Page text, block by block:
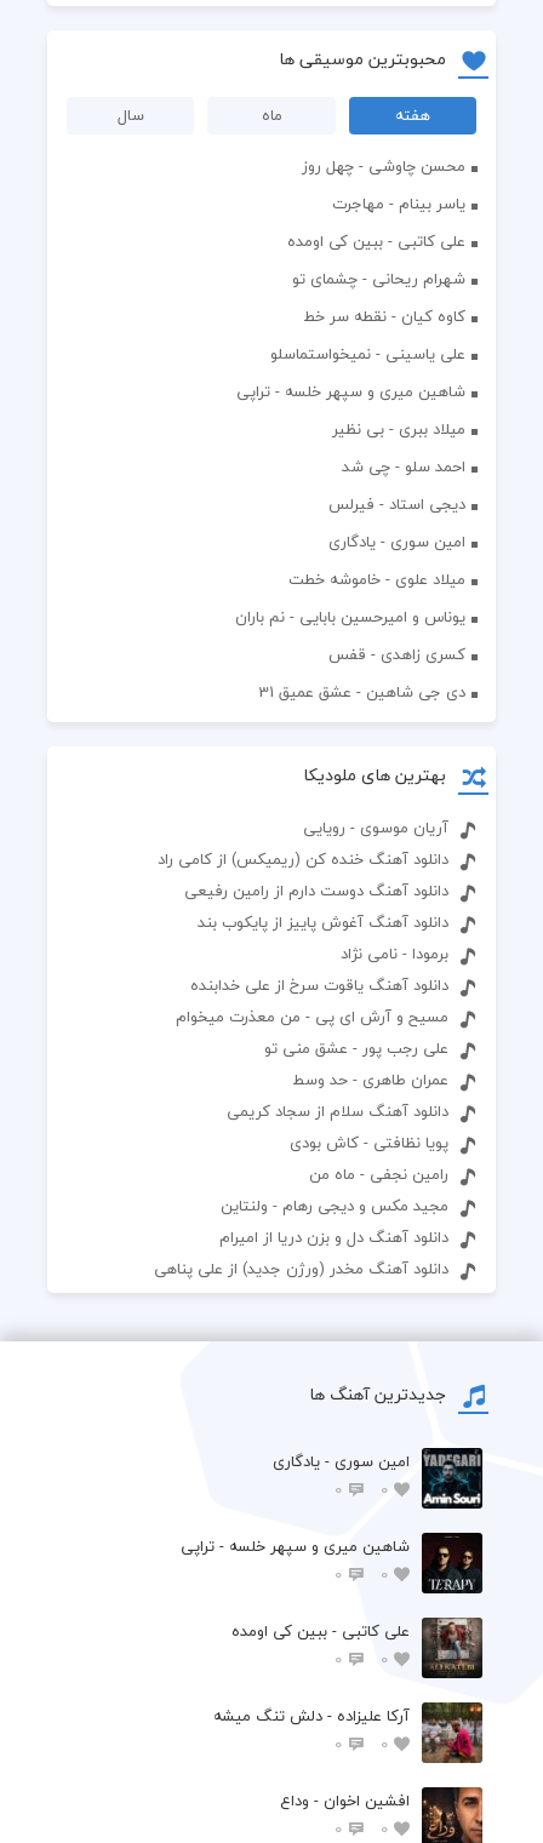
محبوبترین موسیقی ها
هفته ماه
سال
محسن چاوشی - چهل روز
یاسر بینام - مهاجرت
علی کاتبی - ببین کی اومده
شهرام ریحانی - چشمای تو
کاوه کیان - نقطه سر خط
علی یاسینی - نمیخواستماسلو
شاهین میری و سپهر خلسه - تراپی
میلاد ببری - بی نظیر
احمد سلو - چی شد
دیجی استاد - فیرلس
امین سوری - یادگاری
میلاد علوی - خاموشه خطت
یوناس و امیرحسین بابایی - نم باران
کسری زاهدی - قفس
دی جی شاهین - عشق عمیق 31
بهترین های ملودیکا
آریان موسوی - رویایی
دانلود آهنگ خنده کن (ریمیکس) از کامی راد
دانلود آهنگ دوست دارم از رامین رفیعی
دانلود آهنگ آغوش پاییز از پایکوب بند
برمودا - نامی نژاد
دانلود آهنگ یاقوت سرخ از علی خدابنده
مسیح و آرش ای پی - من معذرت میخوام
علی رجب پور - عشق منی تو
عمران طاهری - حد وسط
دانلود آهنگ سلام از سجاد کریمی
پویا نظافتی - کاش بودی
رامین نجفی - ماه من
مجید مکس و دیجی رهام - ولنتاین
دانلود آهنگ دل و بزن دریا از امیرام
دانلود آهنگ مخدر (ورژن جدید) از علی پناهی
جدیدترین آهنگ ها
امین سوری - یادگاری
0
0
شاهین میری و سپهر خلسه - تراپی
0
0
علی کاتبی - ببین کی اومده
0
0
آرکا علیزاده - دلش تنگ میشه
0
0
افشين اخوان - وداع
0
0